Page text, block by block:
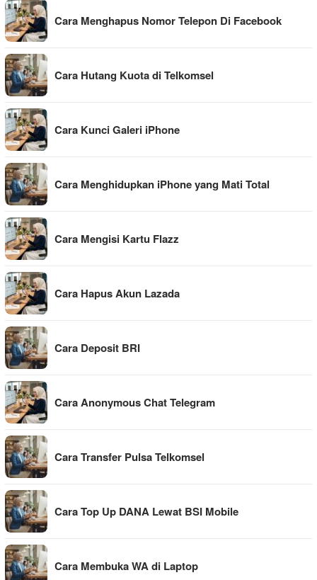
Cara Menghapus Nomor Telepon Di Facebook
Cara Hutang Kuota di Telkomsel
Cara Kunci Galeri iPhone
Cara Menghidupkan iPhone yang Mati Total
Cara Mengisi Kartu Flazz
Cara Hapus Akun Lazada
Cara Deposit BRI
Cara Anonymous Chat Telegram
Cara Transfer Pulsa Telkomsel
Cara Top Up DANA Lewat BSI Mobile
Cara Membuka WA di Laptop